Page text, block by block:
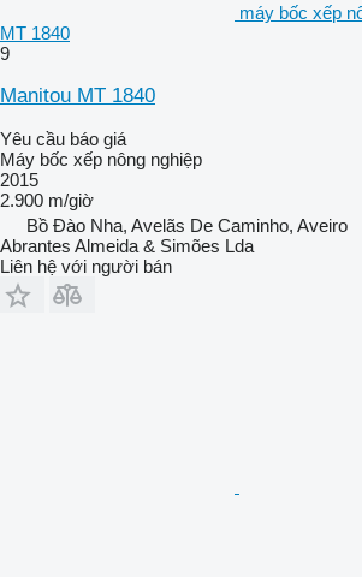
máy bốc xếp
MT 1840
9
Manitou MT 1840
Yêu cầu báo giá
Máy bốc xếp nông nghiệp
2015
2.900 m/giờ
Bồ Đào Nha, Avelãs De Caminho, Aveiro
Abrantes Almeida & Simões Lda
Liên hệ với người bán